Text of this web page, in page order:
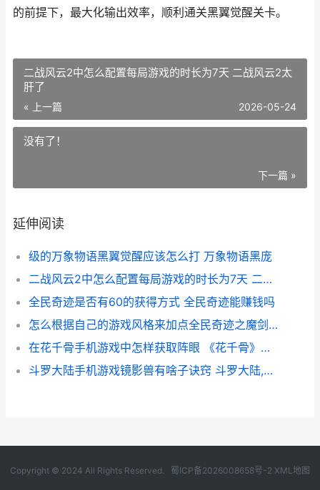
的前提下，最大化输出效率，顺利通关黑翼觉醒关卡。
二战风云2中怎么配置每局游戏的时长为7天 二战风云2太
肝了
« 上一篇 2026-05-24
没有了！
下一篇 »
延伸阅读
级的万象物语黑翼觉醒应该怎么打 万象物语黑庞
二战风云2中怎么配置每局游戏的时长为7天 二战风云2太肝了
全民奇迹是否有60的获得方式 全民奇迹能赚钱吗
怎么根据自己的游戏风格来加点全民奇迹之魔剑天赋 怎么根据自己的生辰八字给公司取名字
在花千骨手机游戏中怎样获取阵眼 《花千骨》手游
斗罗大陆手机游戏镜影兽有啥子诀窍 斗罗大陆,手游
Copyright © 2024 All Rights Reserved. 蜀ICP备2026008658号-2 XML地图